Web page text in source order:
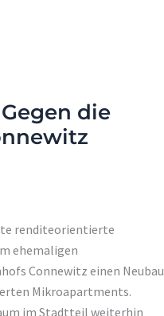
die
renditeorientierte
ehemaligen
Connewitz einen Neubau
Mikroapartments.
im Stadtteil weiterhin